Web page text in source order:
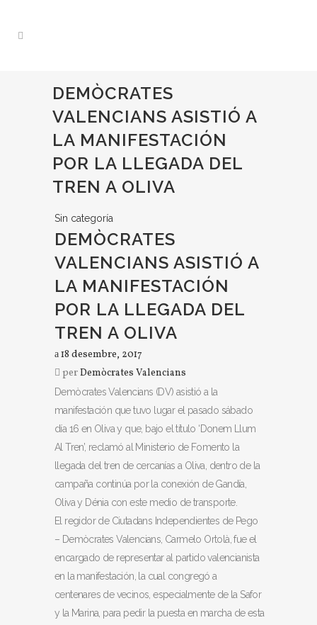
DEMÒCRATES
VALENCIANS ASISTIÓ A
LA MANIFESTACIÓN
POR LA LLEGADA DEL
TREN A OLIVA
Sin categoría
DEMÒCRATES
VALENCIANS ASISTIÓ A
LA MANIFESTACIÓN
POR LA LLEGADA DEL
TREN A OLIVA
18 desembre, 2017
perDemòcrates Valencians
Demòcrates Valencians (DV) asistió a la
manifestación que tuvo lugar el pasado sábado
día 16 en Oliva y que, bajo el título ‘Donem Llum
Al Tren’, reclamó al Ministerio de Fomento la
llegada del tren de cercanías a Oliva, dentro de la
campaña continúa por la conexión de Gandía,
Oliva y Dénia con este medio de transporte.
El regidor de Ciutadans Independientes de Pego
– Demòcrates Valencians, Carmelo Ortolà, fue el
encargado de representar al partido valencianista
en la manifestación, la cual congregó a
centenares de vecinos, especialmente de la Safor
y la Marina, para pedir la puesta en marcha de esta